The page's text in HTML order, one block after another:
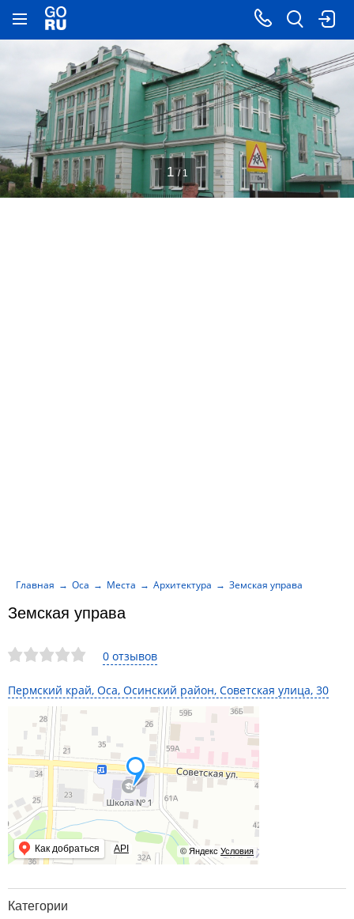
0 отзывов
Пермский край, Оса, Осинский район, Советская улица, 30
© Яндекс Условия
Как добраться API
Земская управа
Главная Оса Места Архитектура Земская управа
1 / 1
Категории